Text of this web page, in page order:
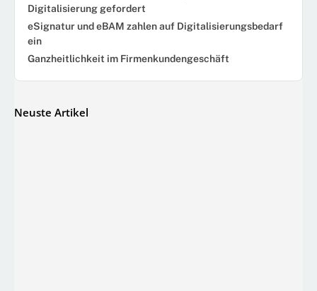
Digitalisierung gefordert
eSignatur und eBAM zahlen auf Digitalisierungsbedarf
ein
Ganzheitlichkeit im Firmenkundengeschäft
Neuste Artikel